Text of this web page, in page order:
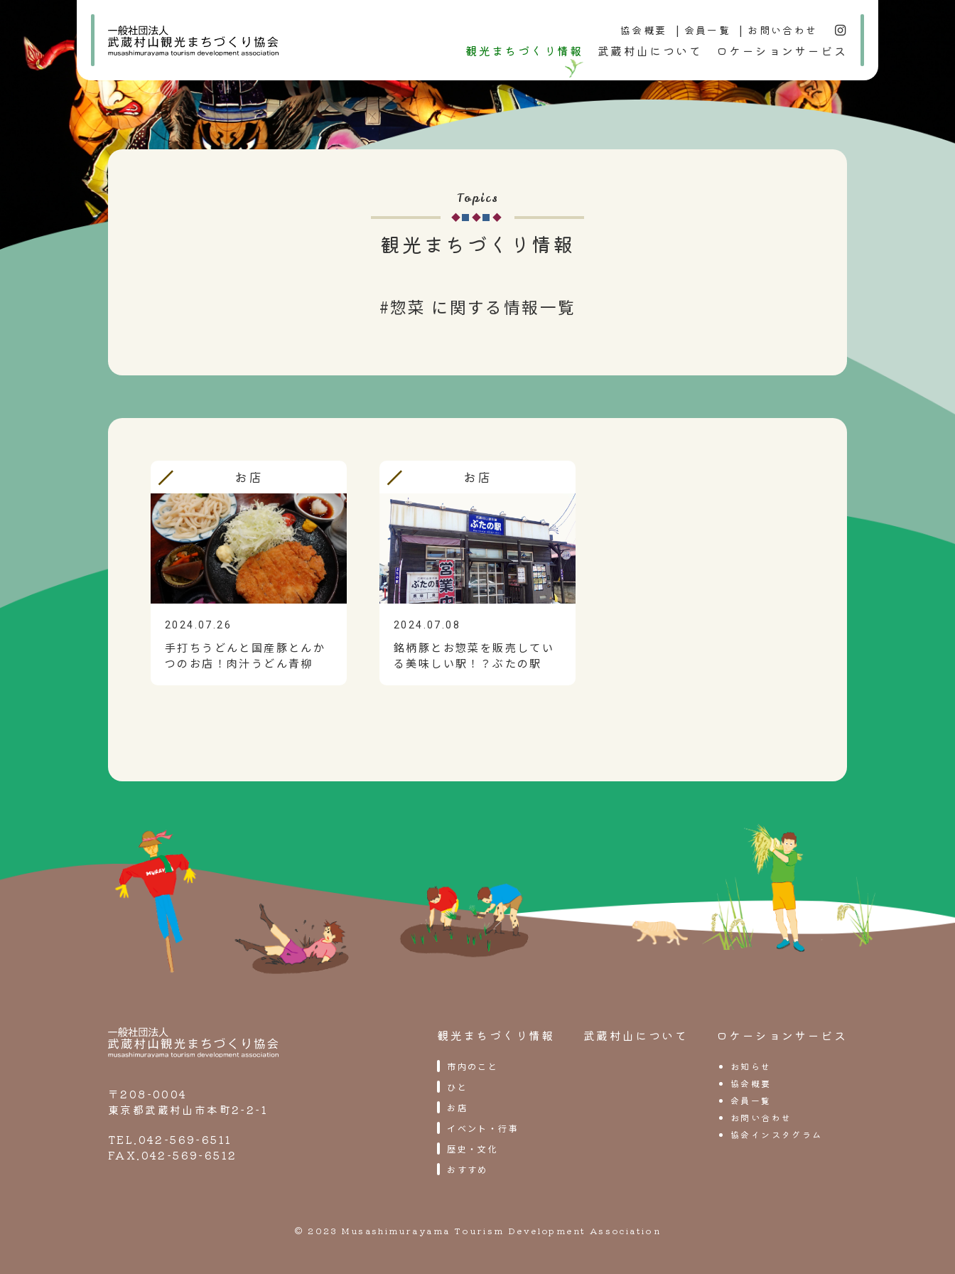
協会概要 会員一覧 お問い合わせ
観光まちづくり情報 武蔵村山について ロケーションサービス
お店 イベント・行事 歴史・文化 おすすめ
Topics
観光まちづくり情報
#惣菜 に関する情報一覧
お店
2024.07.26
手打ちうどんと国産豚とんか
つのお店！肉汁うどん青柳
お店
2024.07.08
銘柄豚とお惣菜を販売してい
る美味しい駅！？ぶたの駅
〒208-0004
東京都武蔵村山市本町2-2-1
TEL.042-569-6511
FAX.042-569-6512
観光まちづくり情報
市内のこと
ひと
お店
イベント・行事
歴史・文化
おすすめ
武蔵村山について ロケーションサービス
お知らせ
協会概要
会員一覧
お問い合わせ
協会インスタグラム
© 2023 Musashimurayama Tourism Development Association